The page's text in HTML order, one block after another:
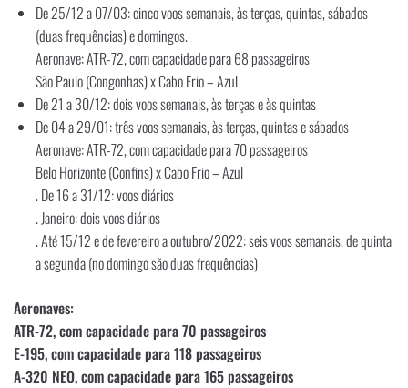
De 25/12 a 07/03: cinco voos semanais, às terças, quintas, sábados
(duas frequências) e domingos.
Aeronave: ATR-72, com capacidade para 68 passageiros
São Paulo (Congonhas) x Cabo Frio – Azul
De 21 a 30/12: dois voos semanais, às terças e às quintas
De 04 a 29/01: três voos semanais, às terças, quintas e sábados
Aeronave: ATR-72, com capacidade para 70 passageiros
Belo Horizonte (Confins) x Cabo Frio – Azul
. De 16 a 31/12: voos diários
. Janeiro: dois voos diários
. Até 15/12 e de fevereiro a outubro/2022: seis voos semanais, de quinta
a segunda (no domingo são duas frequências)
Aeronaves:
ATR-72, com capacidade para 70 passageiros
E-195, com capacidade para 118 passageiros
A-320 NEO, com capacidade para 165 passageiros